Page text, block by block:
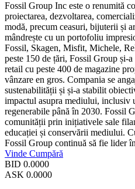
Fossil Group Inc este o renumită
proiectarea, dezvoltarea,
modă, precum ceasuri, bijuterii și
mândrește cu un portofoliu
Fossil, Skagen, Misfit, Michele,
peste 150 de țări, Fossil Group și-
retail cu peste 400 de magazine
vânzare en gros. Compania se
sustenabilității și și-a stabilit
impactul asupra mediului, inclusiv
regenerabile până în 2030. Fossil
comunității prin inițiativele sale
educației și conservării mediului.
Fossil Group continuă să fie lider
Vinde Cumpără
BID 0.0000
ASK 0.0000